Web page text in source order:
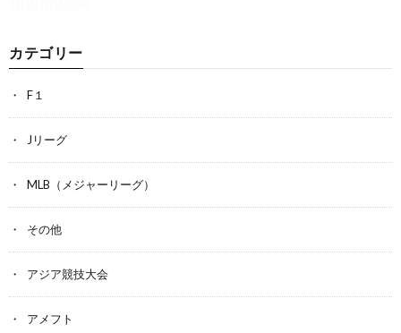
カテゴリー
F１
Jリーグ
MLB（メジャーリーグ）
その他
アジア競技大会
アメフト